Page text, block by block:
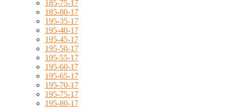
185-75-17
185-80-17
195-35-17
195-40-17
195-45-17
195-50-17
195-55-17
195-60-17
195-65-17
195-70-17
195-75-17
195-80-17